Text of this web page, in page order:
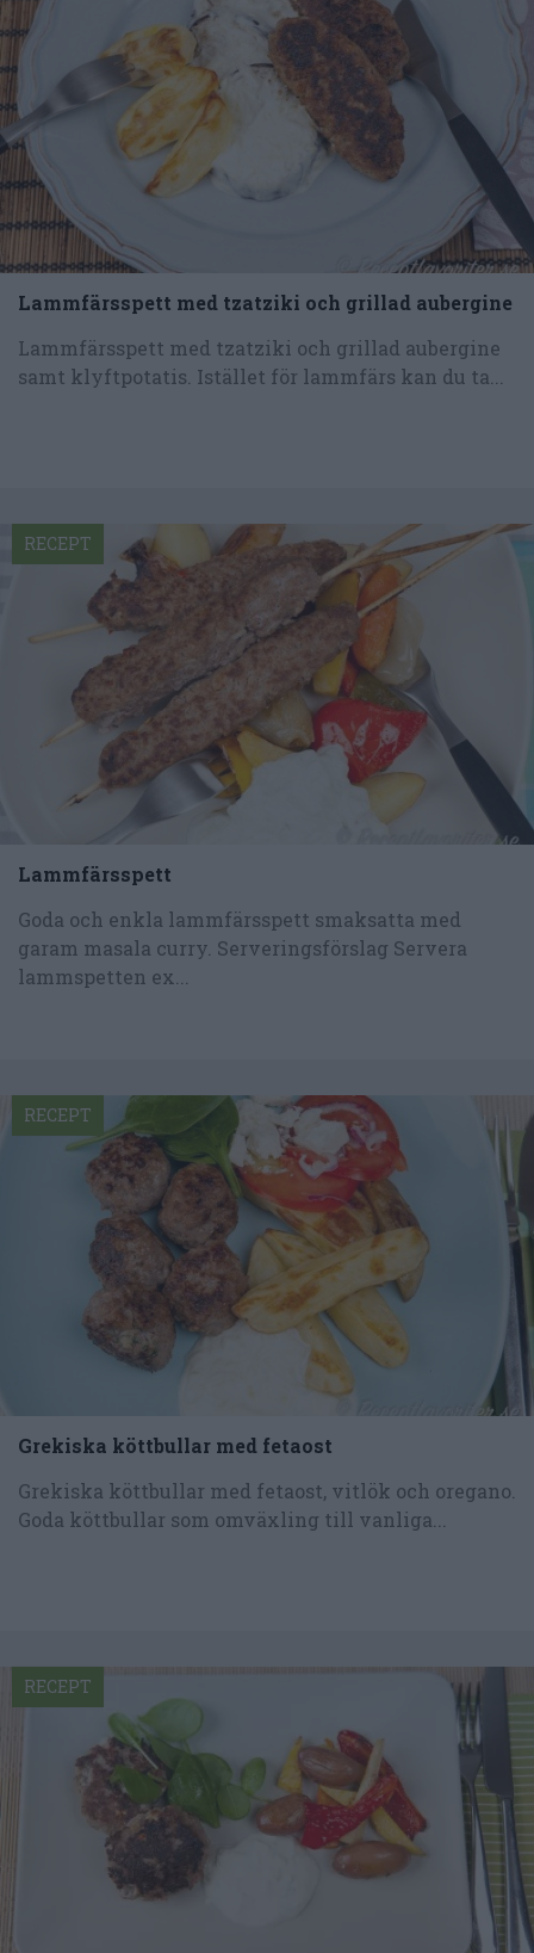
Lammfärsspett med tzatziki och grillad aubergine
Lammfärsspett med tzatziki och grillad aubergine
samt klyftpotatis. Istället för lammfärs kan du ta...
Lammfärsspett
Goda och enkla lammfärsspett smaksatta med
garam masala curry. Serveringsförslag Servera
lammspetten ex...
RECEPT
Grekiska köttbullar med fetaost
Grekiska köttbullar med fetaost, vitlök och oregano.
Goda köttbullar som omväxling till vanliga...
RECEPT
RECEPT